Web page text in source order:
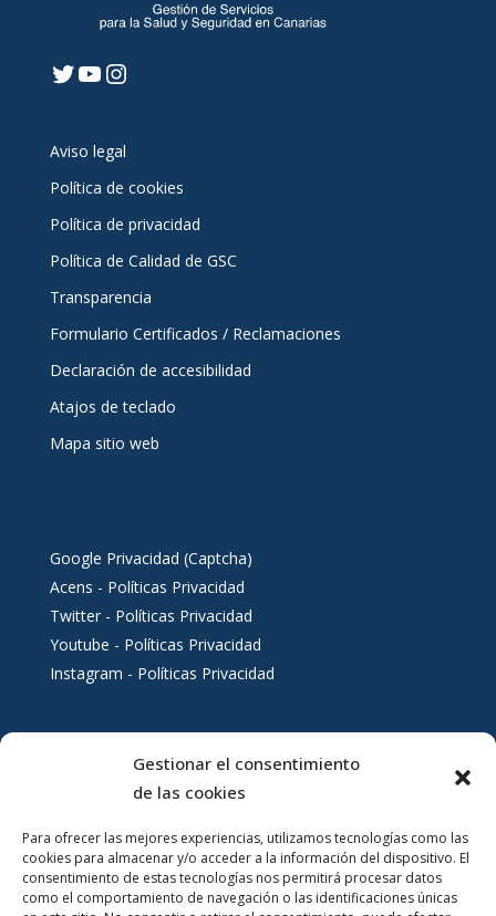
Gestionar el consentimiento
de las cookies
Para ofrecer las mejores experiencias, utilizamos tecnologías como las
cookies para almacenar y/o acceder a la información del dispositivo. El
consentimiento de estas tecnologías nos permitirá procesar datos
como el comportamiento de navegación o las identificaciones únicas
Twitter
YouTube
Instagram
Aviso legal
Política de cookies
Política de privacidad
Política de Calidad de GSC
Transparencia
Formulario Certificados / Reclamaciones
Declaración de accesibilidad
Atajos de teclado
Mapa sitio web
Google Privacidad (Captcha)
Acens - Políticas Privacidad
Twitter - Políticas Privacidad
Youtube - Políticas Privacidad
Instagram - Políticas Privacidad
Servicios al ciudadano